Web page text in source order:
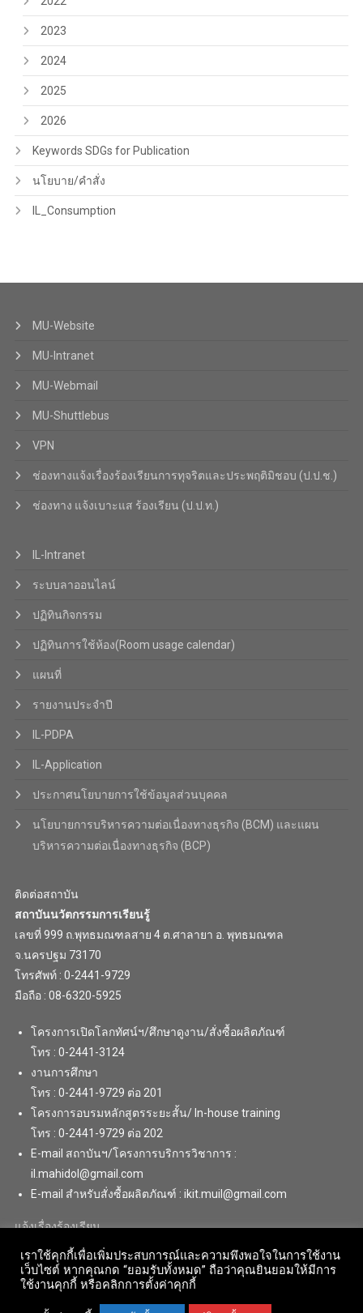
2023
2024
2025
2026
Keywords SDGs for Publication
นโยบาย/คำสั่ง
IL_Consumption
MU-Website
MU-Intranet
MU-Webmail
MU-Shuttlebus
VPN
ช่องทางแจ้งเรื่องร้องเรียนการทุจริตและประพฤติมิชอบ (ป.ป.ช.)
ช่องทาง แจ้งเบาะแส ร้องเรียน (ป.ป.ท.)
IL-Intranet
ระบบลาออนไลน์
ปฏิทินกิจกรรม
ปฏิทินการใช้ห้อง(Room usage calendar)
แผนที่
รายงานประจำปี
IL-PDPA
IL-Application
ประกาศนโยบายการใช้ข้อมูลส่วนบุคคล
นโยบายการบริหารความต่อเนื่องทางธุรกิจ (BCM) และแผน
บริหารความต่อเนื่องทางธุรกิจ (BCP)
ติดต่อสถาบัน
สถาบันนวัตกรรมการเรียนรู้
เลขที่ 999 ถ.พุทธมณฑลสาย 4 ต.ศาลายา อ. พุทธมณฑล
จ.นครปฐม 73170
โทรศัพท์ : 0-2441-9729
มือถือ : 08-6320-5925
โครงการเปิดโลกทัศน์ฯ/ศึกษาดูงาน/สั่งซื้อผลิตภัณฑ์
โทร : 0-2441-3124
งานการศึกษา
โทร : 0-2441-9729 ต่อ 201
โครงการอบรมหลักสูตรระยะสั้น/ In-house training
โทร : 0-2441-9729 ต่อ 202
E-mail สถาบันฯ/โครงการบริการวิชาการ :
il.mahidol@gmail.com
E-mail สำหรับสั่งซื้อผลิตภัณฑ์ : ikit.muil@gmail.com
แจ้งเรื่องร้องเรียน
เราใช้คุกกี้เพื่อเพิ่มประสบการณ์และความพึงพอใจในการใช้งาน
เว็บไซต์ หากคุณกด “ยอมรับทั้งหมด” ถือว่าคุณยินยอมให้มีการ
ใช้งานคุกกี้ หรือคลิกการตั้งค่าคุกกี้